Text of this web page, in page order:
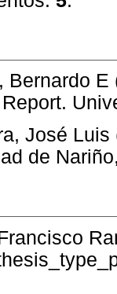
Bernardo E
José Luis
de